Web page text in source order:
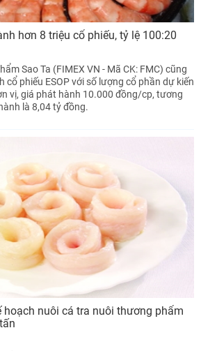
hơn 8 triệu cổ phiếu, tỷ lệ 100:20
Sao Ta (FIMEX VN - Mã CK: FMC) cũng
cổ phiếu ESOP với số lượng cổ phần dự kiến
vị, giá phát hành 10.000 đồng/cp, tương
là 8,04 tỷ đồng.
hoạch nuôi cá tra nuôi thương phẩm